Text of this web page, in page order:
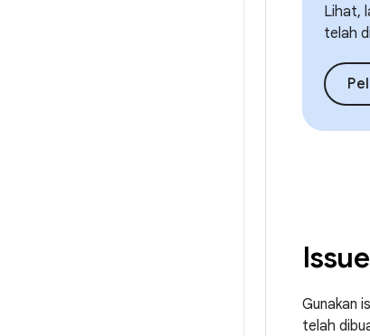
Lihat,
telah
Gunakan
telah